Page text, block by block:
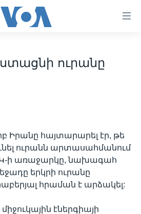
Ի ԿԱՆՈՆԱԴՐՈՒԹՅՈՒՆ
ուրանը
Իրանը հայտարարել էր, թե
ուրանն արտասահմանում
ի առաջարկը, նախագահ
երկրի ուրանը
հրաման է արձակել:
էներգիայի